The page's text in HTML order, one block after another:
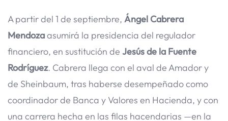
A partir del 1 de septiembre, Ángel Cabrera
Mendozaasumirá la presidencia del regulador
financiero, en sustitución de Jesús de la Fuente
Rodríguez. Cabrera llega con el aval de Amador y
de Sheinbaum, tras haberse desempeñado como
coordinador de Banca y Valores en Hacienda, y con
una carrera hecha en las filas hacendarias —en la